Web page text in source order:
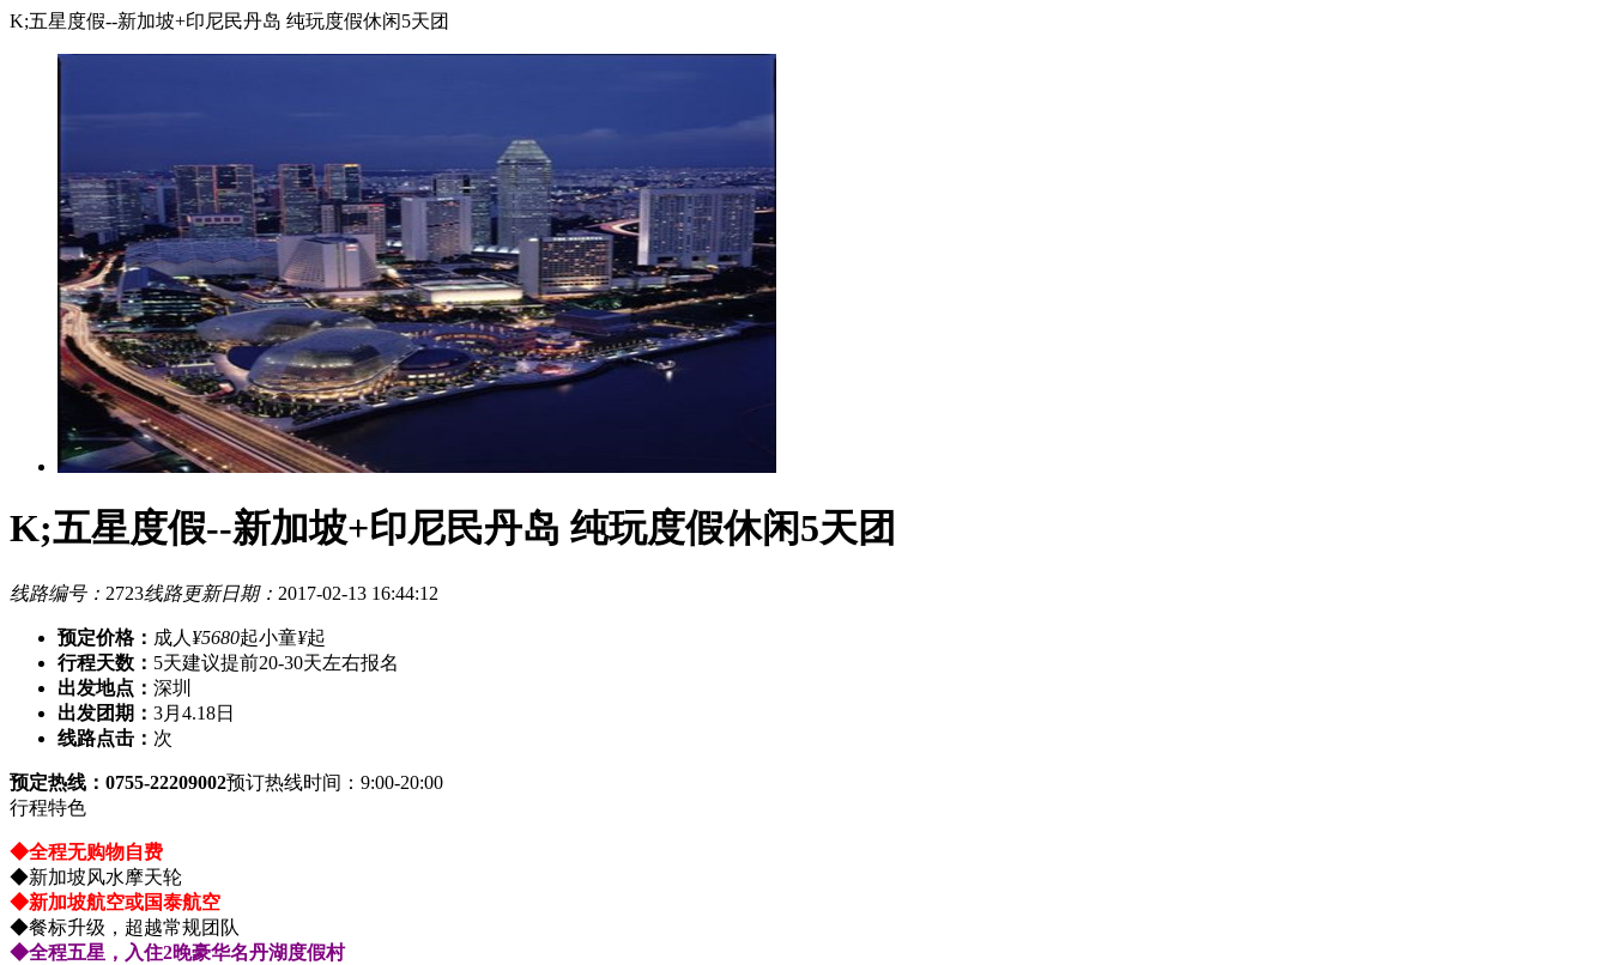
K;五星度假--新加坡+印尼民丹岛 纯玩度假休闲5天团
K;五星度假--新加坡+印尼民丹岛 纯玩度假休闲5天团
线路编号： 2723线路更新日期： 2017-02-13 16:44:12
预定价格： 成人 ¥5680起小童¥起
行程天数： 5天建议提前20-30天左右报名
出发地点： 深圳
出发团期： 3月4.18日
线路点击： 次
预定热线：0755-22209002预订热线时间：9:00-20:00
行程特色
◆全程无购物自费
◆新加坡风水摩天轮
◆新加坡航空或国泰航空
◆餐标升级，超越常规团队
◆全程五星，入住2晚豪华名丹湖度假村